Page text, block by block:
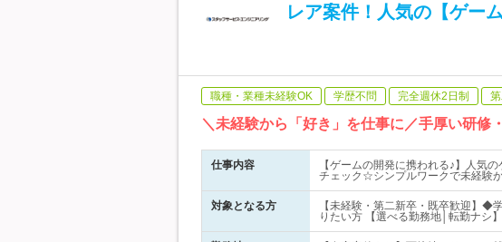
レア案件！人気の【ゲー
職種・業種未経験OK 学歴不問 完全週休2日制
＼未経験から「好き」を仕事に／手厚い研修
仕事内容
【ゲームの開発に携われる♪】人気
チェック☆シンプルワークで未経験
対象となる方
【未経験・第二新卒・既卒歓迎】◆
りたい方 【選べる勤務地│転勤ナシ】